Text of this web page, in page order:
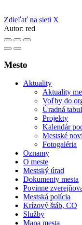
Zdieľať na sieti X
Autor: red
Mesto
Aktuality
Aktuality
Voľby do
Úradná
Projekty
Kalendár
Mestské
Fotogaléria
Oznamy
O meste
Mestský úrad
Dokumenty mesta
Povinne
Mestská polícia
Krízový štáb, CO
Služby
Mapa mesta